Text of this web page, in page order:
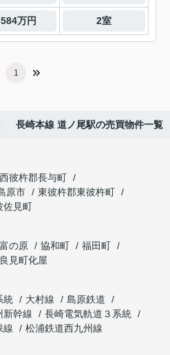
万円 2室
1
長崎本線 道ノ尾駅の売買物件一覧
西彼杵郡長与町
原市
東彼杵郡東彼杵町
佐見町
富の原 協和町
福田町
見町化屋
統 大村線
島原鉄道
新幹線
長崎電気軌道３系統
線
松浦鉄道西九州線